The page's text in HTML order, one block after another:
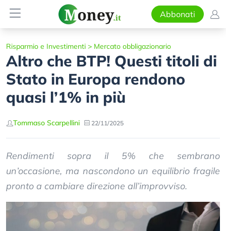
Abbonati
Risparmio e Investimenti > Mercato obbligazionario
Altro che BTP! Questi titoli di
Stato in Europa rendono
quasi l’1% in più
Tommaso Scarpellini 22/11/2025
Rendimenti sopra il 5% che sembrano
un’occasione, ma nascondono un equilibrio fragile
pronto a cambiare direzione all’improvviso.